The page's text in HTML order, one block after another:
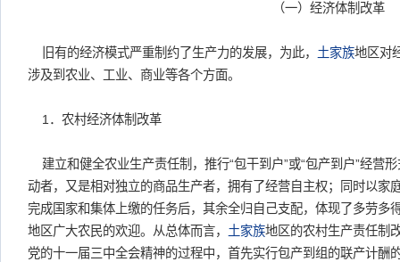
（一）经济体制改革
旧有的经济模式严重制约了生产力的发展，为此， 土家族地区对
涉及到农业、工业、商业等各个方面。
1．农村经济体制改革
建立和健全农业生产责任制，推行“包干到户”或“包产到户”经营
动者，又是相对独立的商品生产者，拥有了经营自主权；同时以家
完成国家和集体上缴的任务后，其余全归自己支配，体现了多劳多
地区广大农民的欢迎。从总体而言， 土家族地区的农村生产责任制
党的十一届三中全会精神的过程中，首先实行包产到组的联产计酬